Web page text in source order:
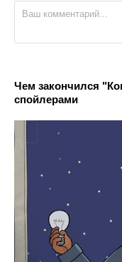
Чем закончился
спойлерами